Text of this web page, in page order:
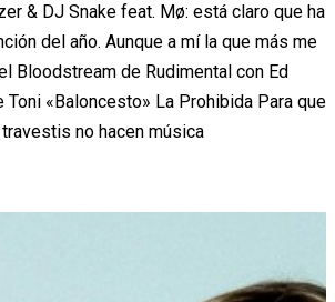
& DJ Snake feat. Mø: está claro que ha
del año. Aunque a mí la que más me
Bloodstream de Rudimental con Ed
Toni «Baloncesto» La Prohibida Para que
no hacen música